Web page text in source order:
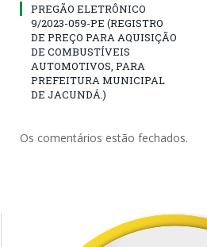
PREGÃO ELETRÔNICO
9/2023-059-PE (REGISTRO
DE PREÇO PARA AQUISIÇÃO
DE COMBUSTÍVEIS
AUTOMOTIVOS, PARA
PREFEITURA MUNICIPAL
DE JACUNDÁ.)
Os comentários estão fechados.